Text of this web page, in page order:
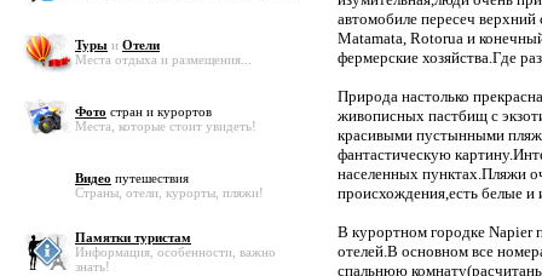
Туры и Отели
Места отдыха и размещения...
Фото стран и курортов
Места, которые стоит увидеть!
Видео путешествия
Страны, отели, курорты, пляжи!
Памятки туристам
Информация, особенности, важно
знать!
автомобиле пересеч
Matamata, Rotorua и
фермерские хозяйства.Где
Природа настолько
живописных пастбищ с
красивыми пустынными
фантастическую
населенных пунктах.Пляжи
происхождения,есть белые и
В курортном городке Napier
отелей.В основном все
спальнюю